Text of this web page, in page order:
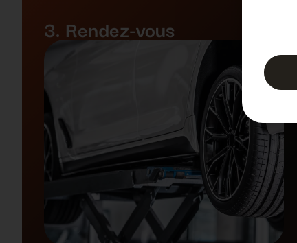
3. Rendez-vous